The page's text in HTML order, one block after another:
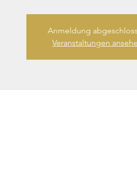
Anmeldung
Veranstaltungen